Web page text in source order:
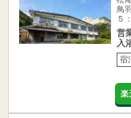
鳥
５
営
入
宿
楽